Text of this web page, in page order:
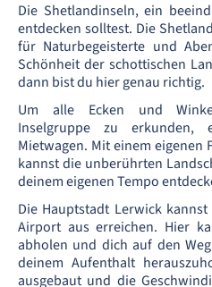
Die Shetlandinseln, ein
entdecken solltest. Die
für Naturbegeisterte und
Schönheit der schottischen
dann bist du hier genau richtig.
Um alle Ecken und
Inselgruppe zu
Mietwagen. Mit einem eigenen
kannst die unberührten
deinem eigenen Tempo
Die Hauptstadt Lerwick
Airport aus erreichen. Hier
abholen und dich auf den
deinem Aufenthalt
ausgebaut und die